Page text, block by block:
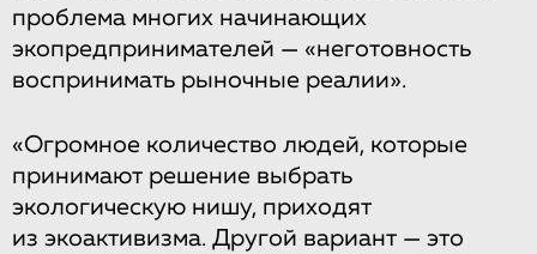
проблема многих начинающих
экопредпринимателей — «неготовность
воспринимать рыночные реалии».
«Огромное количество людей, которые
принимают решение выбрать
экологическую нишу, приходят
из экоактивизма. Другой вариант — это